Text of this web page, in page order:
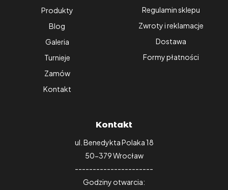
Produkty
Blog
Galeria
Turnieje
Zamów
Kontakt
Regulamin sklepu
Zwroty i reklamacje
Dostawa
Formy płatności
Kontakt
ul. Benedykta Polaka 18
50-379 Wrocław
----------------------
Godziny otwarcia: